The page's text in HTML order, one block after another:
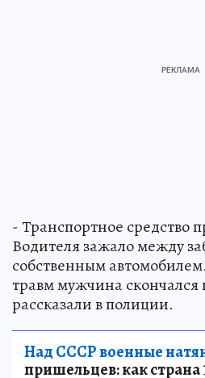
- Транспортное средство
Водителя зажало между
собственным
травм мужчина скончался
рассказали в полиции.
Над СССР военные
пришельцев: как страна